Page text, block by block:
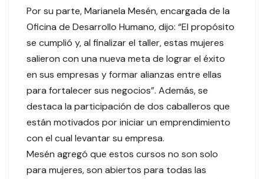
Por su parte, Marianela Mesén, encargada de la
Oficina de Desarrollo Humano, dijo: “El propósito
se cumplió y, al finalizar el taller, estas mujeres
salieron con una nueva meta de lograr el éxito
en sus empresas y formar alianzas entre ellas
para fortalecer sus negocios”. Además, se
destaca la participación de dos caballeros que
están motivados por iniciar un emprendimiento
con el cual levantar su empresa.
Mesén agregó que estos cursos no son solo
para mujeres, son abiertos para todas las